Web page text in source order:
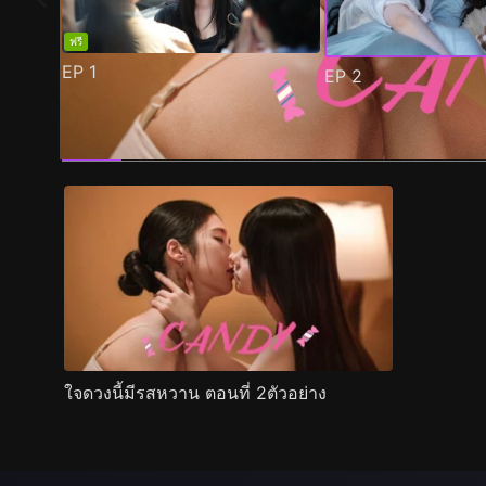
ฟรี
EP 1 EP2
ภาพนิ่ง
ใจดวงนี้มีรสหวาน ตอนที่ 2ตัวอย่าง